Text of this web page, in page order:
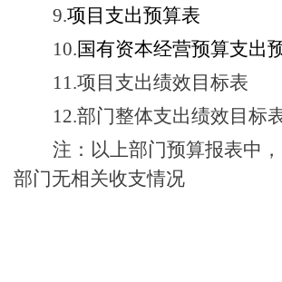
9.项目支出预算表
10.国有资本经营预算支出
11.项目支出绩效目标表
12.部门整体支出绩效目标
注：以上部门预算报表中
部门无相关收支情况